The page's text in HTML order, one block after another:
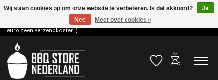
Voor 15.00u besteld dezelfde dag verzonden! ( 6,95 verzendkosten, vanaf 75
euro geen verzendkosten )
Verlanglijst
outdoor_grill
Wij slaan cookies op om onze website te verbeteren. Is dat akkoord?
Ja
Nee
Meer over cookies »